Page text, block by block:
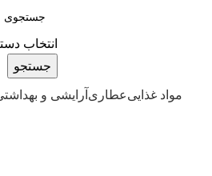
انتخاب
جستجو
مواد غذاییعطاری آرایشی و